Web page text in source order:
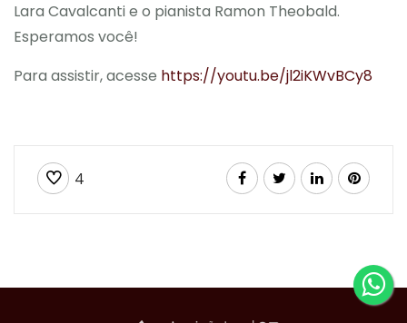
Lara Cavalcanti e o pianista Ramon Theobald.
Esperamos você!
Para assistir, acesse https://youtu.be/jl2iKWvBCy8
4